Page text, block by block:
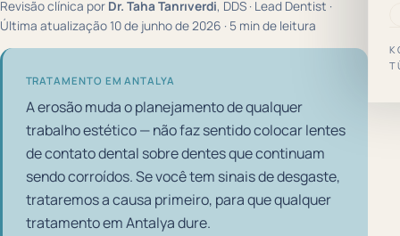
Revisão clínica por Dr. Taha Tanrıverdi, DDS · Lead Dentist ·
Última atualização 10 de junho de 2026 · 5 min de leitura
TRATAMENTO EM ANTALYA
A erosão muda o planejamento de qualquer
trabalho estético — não faz sentido colocar lentes
de contato dental sobre dentes que continuam
sendo corroídos. Se você tem sinais de desgaste,
trataremos a causa primeiro, para que qualquer
tratamento em Antalya dure.